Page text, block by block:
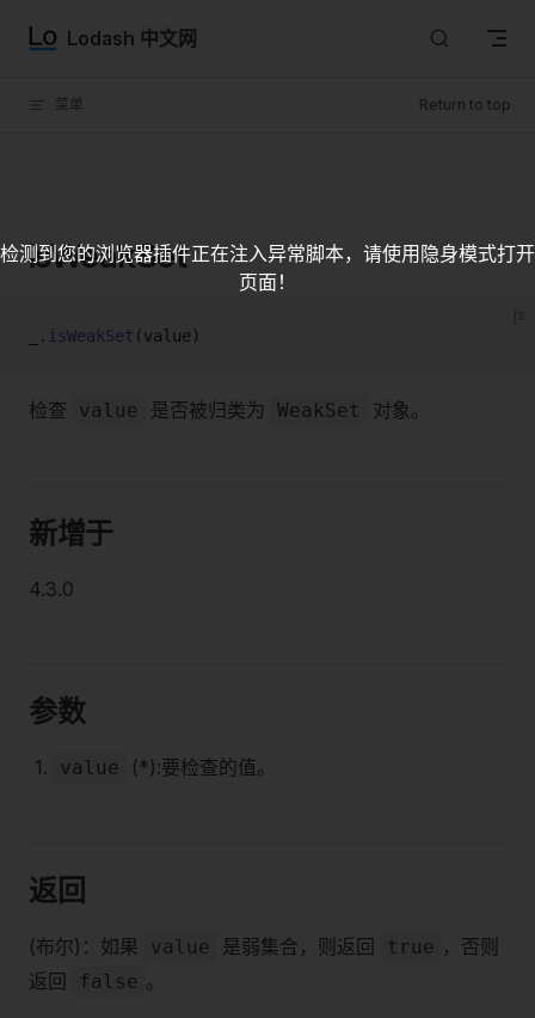
Skip to content
Lodash 中文网
菜单 Return to top
isWeakSet
_. isWeakSet (value)
检查 value 是否被归类为 WeakSet 对象。
新增于
4.3.0
参数
value (*):要检查的值。
返回
(布尔)：如果 value 是弱集合，则返回 true ，否则
返回
false 。
检测到您的浏览器插件正在注入异常脚本，请使用隐身模式打开
页面！